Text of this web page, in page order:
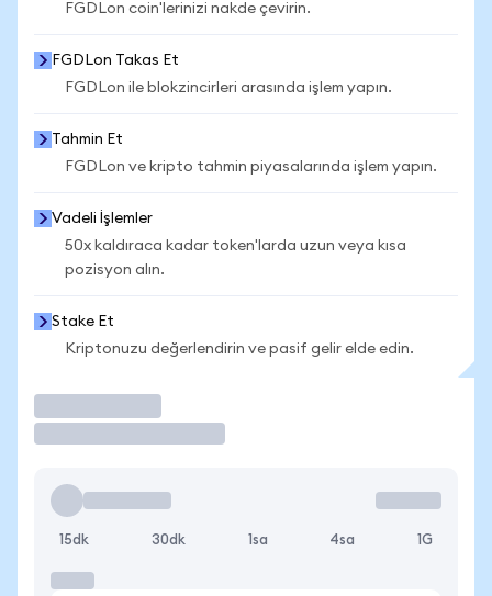
FGDLon coin'lerinizi nakde çevirin.
FGDLon Takas Et
FGDLon ile blokzincirleri arasında işlem yapın.
Tahmin Et
FGDLon ve kripto tahmin piyasalarında işlem yapın.
Vadeli İşlemler
50x kaldıraca kadar token'larda uzun veya kısa
pozisyon alın.
Stake Et
Kriptonuzu değerlendirin ve pasif gelir elde edin.
15dk 30dk 1sa 4sa 1G